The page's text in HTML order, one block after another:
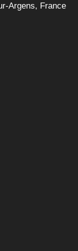
Argens, France